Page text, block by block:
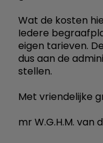
Wat de kosten
Iedere
eigen tarieven.
dus aan de
stellen.
Met vriendelijke
mr W.G.H.M. van